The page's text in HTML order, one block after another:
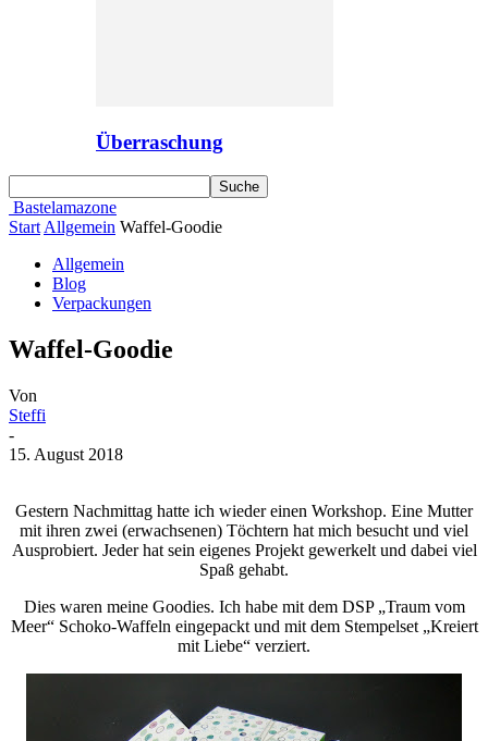
Überraschung
Bastelamazone
Start Allgemein Waffel-Goodie
Allgemein
Blog
Verpackungen
Waffel-Goodie
Von
Steffi
-
15. August 2018
Gestern Nachmittag hatte ich wieder einen Workshop. Eine Mutter
mit ihren zwei (erwachsenen) Töchtern hat mich besucht und viel
Ausprobiert. Jeder hat sein eigenes Projekt gewerkelt und dabei viel
Spaß gehabt.
Dies waren meine Goodies. Ich habe mit dem DSP „Traum vom
Meer“ Schoko-Waffeln eingepackt und mit dem Stempelset „Kreiert
mit Liebe“ verziert.